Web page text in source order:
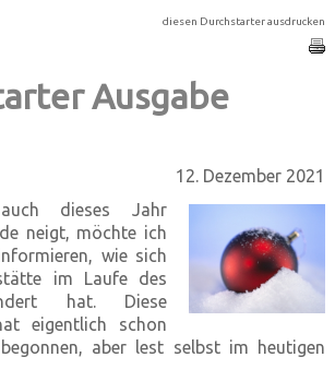
diesen Durchstarter ausdrucken
Ausgabe
12. Dezember 2021
dieses Jahr
neigt, möchte ich
wie sich
im Laufe des
hat. Diese
eigentlich schon
aber lest selbst im heutigen